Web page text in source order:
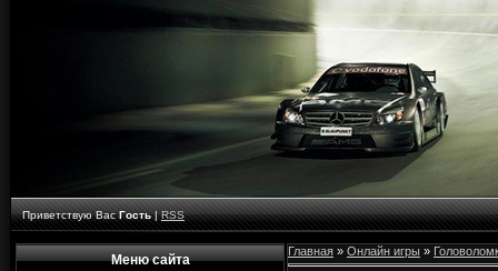
Приветствую Вас Гость|RSS
Меню сайта
Главная » Онлайн игры »